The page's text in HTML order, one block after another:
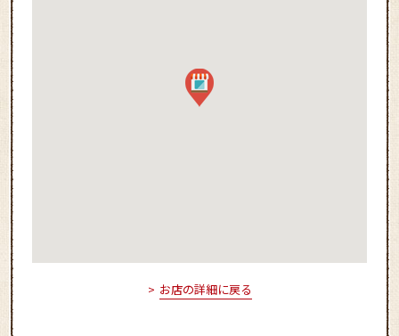
お店の詳細に戻る